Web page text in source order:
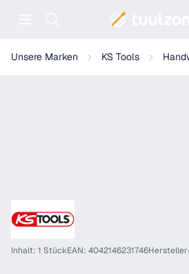
Unsere Marken KS Tools
KS Tools Einsteck-Ringschlüssel
Inhalt: 1 StückEAN: 4042146231746